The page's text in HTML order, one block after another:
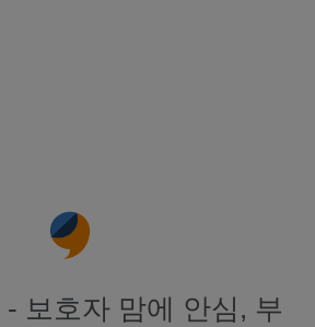
보호자 맘에 안심, 부